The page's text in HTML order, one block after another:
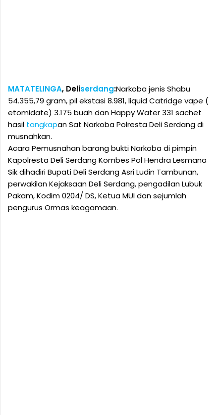
MATATELINGA, Deliserdang:Narkoba jenis Shabu
54.355,79 gram, pil ekstasi 8.981, liquid Catridge vape (
etomidate) 3.175 buah dan Happy Water 331 sachet
hasil tangkapan Sat Narkoba Polresta Deli Serdang di
musnahkan.
Acara Pemusnahan barang bukti Narkoba di pimpin
Kapolresta Deli Serdang Kombes Pol Hendra Lesmana
Sik dihadiri Bupati Deli Serdang Asri Ludin Tambunan,
perwakilan Kejaksaan Deli Serdang, pengadilan Lubuk
Pakam, Kodim 0204/ DS, Ketua MUI dan sejumlah
pengurus Ormas keagamaan.